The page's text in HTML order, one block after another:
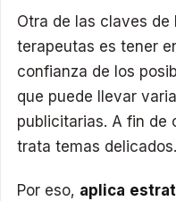
Otra de las claves de
terapeutas es tener
confianza de los
que puede llevar
publicitarias. A fin de
trata temas delicados.
Por eso, aplica